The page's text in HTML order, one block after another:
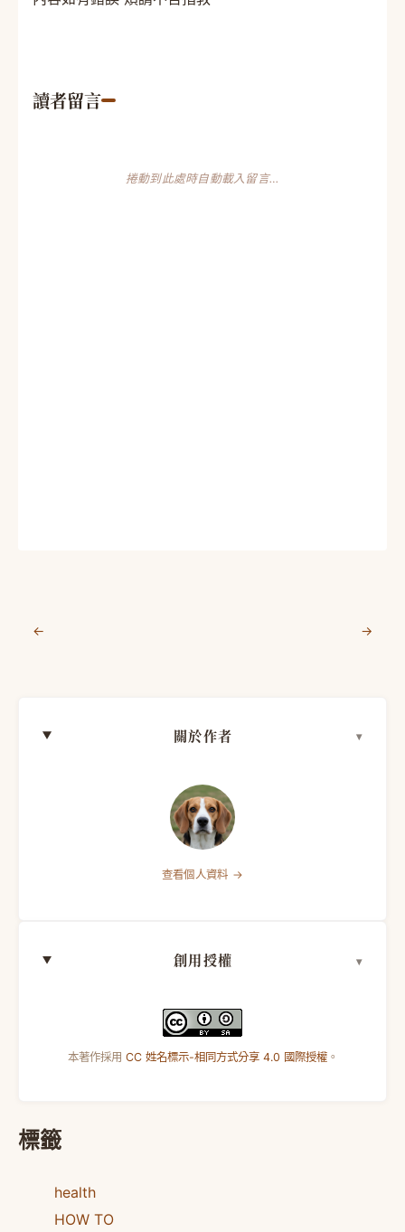
讀者留言
捲動到此處時自動載入留言…
← →
關於作者
查看個人資料 →
創用授權
本著作採用 CC 姓名標示-相同方式分享 4.0 國際授權。
標籤
health
HOW TO